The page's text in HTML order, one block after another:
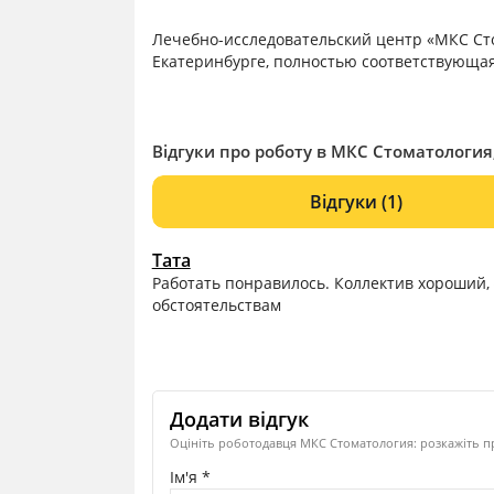
Лечебно-исследовательский центр «МКС
Екатеринбурге, полностью
Відгуки про роботу в МКС
Відгуки(1)
Тата
Работать понравилось. Коллектив
обстоятельствам
Додати відгук
Оцініть роботодавця МКС Стоматология: розкажіть
Ім'я *